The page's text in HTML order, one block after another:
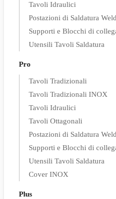
Tavoli Idraulici
Postazioni di Saldatura
Supporti e Blocchi di
Utensili Tavoli Saldatura
Pro
Tavoli Tradizionali
Tavoli Tradizionali INOX
Tavoli Idraulici
Tavoli Ottagonali
Postazioni di Saldatura
Supporti e Blocchi di
Utensili Tavoli Saldatura
Cover INOX
Plus